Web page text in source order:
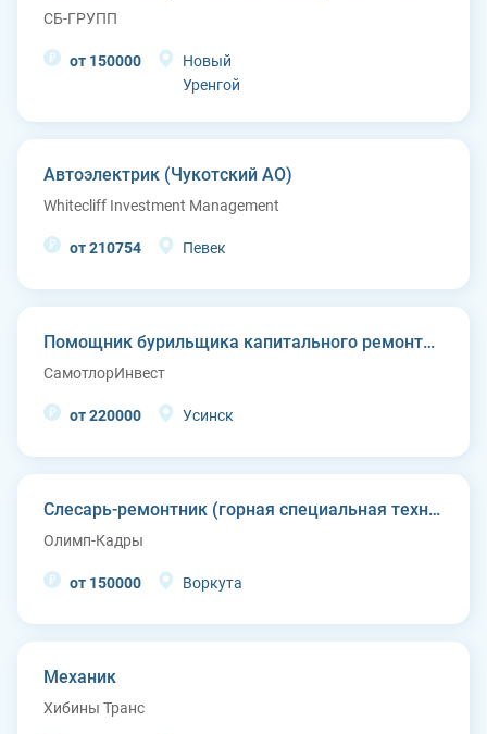
СБ-ГРУПП
от 150000
Новый
Уренгой
Автоэлектрик (Чукотский АО)
Whitecliff Investment Management
от 210754 Певек
Помощник бурильщика капитального ремонта скважин (КРС)
СамотлорИнвест
от 220000 Усинск
Слесарь-ремонтник (горная специальная техника)
Олимп-Кадры
от 150000 Воркута
Механик
Хибины Транс